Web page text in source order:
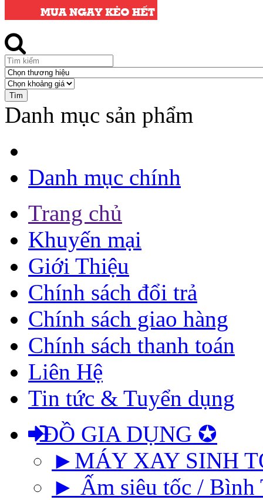
Danh mục sản phẩm
Danh mục chính
Trang chủ
Khuyến mại
Giới Thiệu
Chính sách đổi trả
Chính sách giao hàng
Chính sách thanh toán
Liên Hệ
Tin tức & Tuyển dụng
ĐỒ GIA DỤNG ✪
►MÁY XAY SINH
► Ấm siêu tốc / Bình